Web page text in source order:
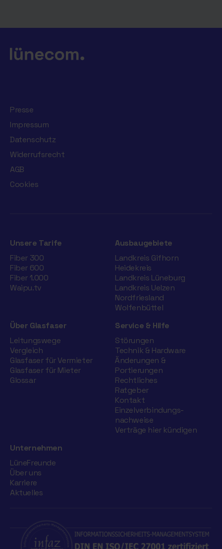
Presse
Impressum
Datenschutz
Widerrufsrecht
AGB
Cookies
Unsere Tarife
Fiber 300
Fiber 600
Fiber 1.000
Waipu.tv
Ausbaugebiete
Landkreis Gifhorn
Heidekreis
Landkreis Lüneburg
Landkreis Uelzen
Nordfriesland
Wolfenbüttel
Über Glasfaser
Leitungswege
Vergleich
Glasfaser für Vermieter
Glasfaser für Mieter
Glossar
Service & Hilfe
Störungen
Technik & Hardware
Änderungen &
Portierungen
Rechtliches
Ratgeber
Kontakt
Einzelverbindungs­
nachweise
Verträge hier kündigen
Unternehmen
LüneFreunde
Über uns
Karriere
Aktuelles